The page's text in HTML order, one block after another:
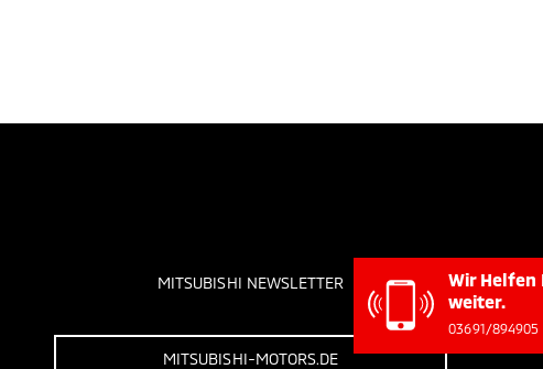
MITSUBISHI NEWSLETTER
MITSUBISHI-MOTORS.DE